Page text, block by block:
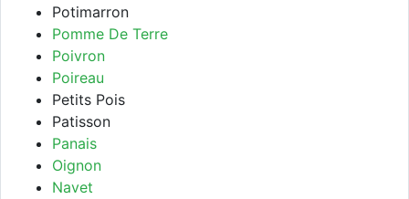
Potimarron
Pomme De Terre
Poivron
Poireau
Petits Pois
Patisson
Panais
Oignon
Navet